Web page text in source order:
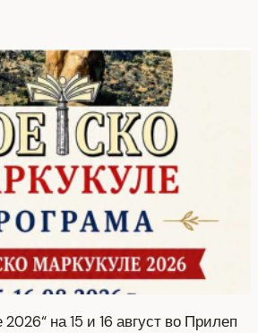
на 15 и 16 август во Прилеп